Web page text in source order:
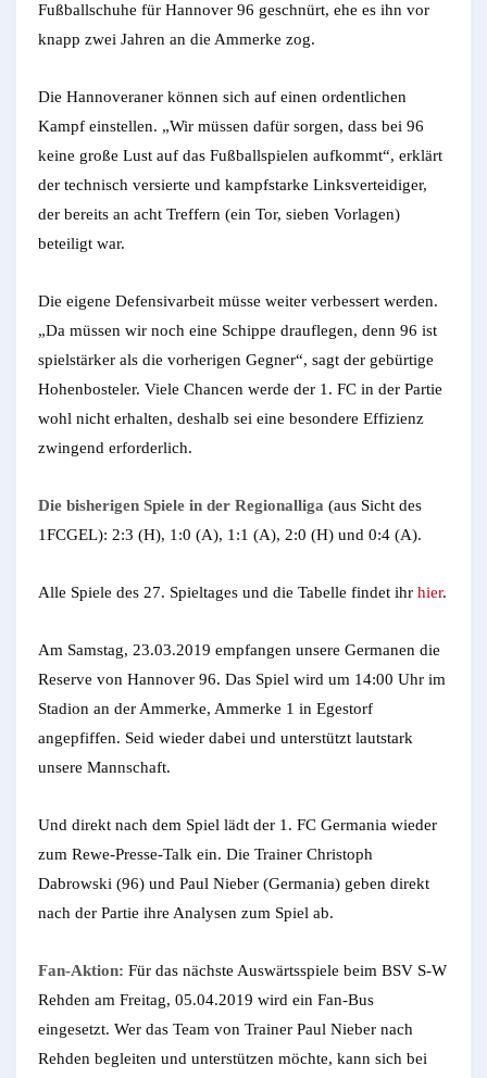
Fußballschuhe für Hannover 96 geschnürt, ehe es ihn vor
knapp zwei Jahren an die Ammerke zog.
Die Hannoveraner können sich auf einen ordentlichen
Kampf einstellen. „Wir müssen dafür sorgen, dass bei 96
keine große Lust auf das Fußballspielen aufkommt“, erklärt
der technisch versierte und kampfstarke Linksverteidiger,
der bereits an acht Treffern (ein Tor, sieben Vorlagen)
beteiligt war.
Die eigene Defensivarbeit müsse weiter verbessert werden.
„Da müssen wir noch eine Schippe drauflegen, denn 96 ist
spielstärker als die vorherigen Gegner“, sagt der gebürtige
Hohenbosteler. Viele Chancen werde der 1. FC in der Partie
wohl nicht erhalten, deshalb sei eine besondere Effizienz
zwingend erforderlich.
Die bisherigen Spiele in der Regionalliga (aus Sicht des
1FCGEL): 2:3 (H), 1:0 (A), 1:1 (A), 2:0 (H) und 0:4 (A).
Alle Spiele des 27. Spieltages und die Tabelle findet ihr hier.
Am Samstag, 23.03.2019 empfangen unsere Germanen die
Reserve von Hannover 96. Das Spiel wird um 14:00 Uhr im
Stadion an der Ammerke, Ammerke 1 in Egestorf
angepfiffen. Seid wieder dabei und unterstützt lautstark
unsere Mannschaft.
Und direkt nach dem Spiel lädt der 1. FC Germania wieder
zum Rewe-Presse-Talk ein. Die Trainer Christoph
Dabrowski (96) und Paul Nieber (Germania) geben direkt
nach der Partie ihre Analysen zum Spiel ab.
Fan-Aktion: Für das nächste Auswärtsspiele beim BSV S-W
Rehden am Freitag, 05.04.2019 wird ein Fan-Bus
eingesetzt. Wer das Team von Trainer Paul Nieber nach
Rehden begleiten und unterstützen möchte, kann sich bei